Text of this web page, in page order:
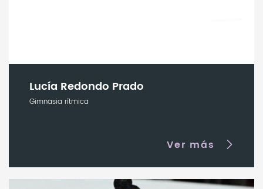
Lucía Redondo Prado
Gimnasia rítmica
Ver más